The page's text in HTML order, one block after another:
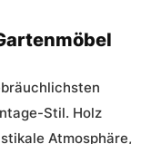
Stil. Holz
Atmosphäre,